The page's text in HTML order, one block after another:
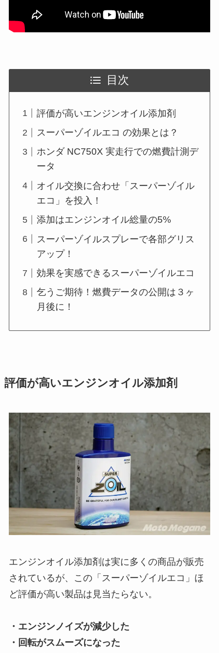
目次
評価が高いエンジンオイル添加剤
スーパーゾイルエコ の効果とは？
ホンダ NC750X 実走行での燃費計測デ
ータ
オイル交換に合わせ「スーパーゾイル
エコ」を投入！
添加はエンジンオイル総量の5%
スーパーゾイルスプレーで各部グリス
アップ！
効果を実感できるスーパーゾイルエコ
乞うご期待！燃費データの公開は３ヶ
月後に！
評価が高いエンジンオイル添加剤
エンジンオイル添加剤は実に多くの商品が販売
されているが、この「スーパーゾイルエコ」ほ
ど評価が高い製品は見当たらない。
・エンジンノイズが減少した
・回転がスムーズになった